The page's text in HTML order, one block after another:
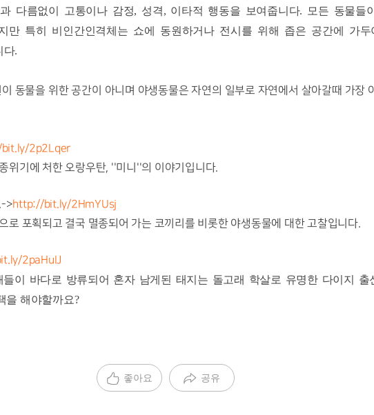
다름없이 고통이나 감정, 성격, 이타적 행동을 보여줍니다. 모든 동물들
만 특히 비인간인격체는 쇼에 동원하거나 전시를 위해 좁은 공간에 가두
다.
동물을 위한 공간이 아니며 야생동물은 자연의 일부로 자연에서 살아갈때 가장
2p2Lqer
위기에 처한 오랑우탄, ''미니''의 이야기입니다.
>http://bit.ly/2HmYUsj
로 포획되고 결국 멸종되어 가는 코끼리를 비롯한 야생동물에 대한 고찰입니다.
2paHuIJ
이 바다로 방류되어 혼자 남게된 태지는 돌고래 학살로 유명한 다이지 출
을 해야할까요?
좋아요 공유